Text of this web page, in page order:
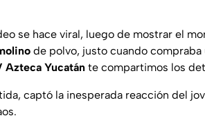
se hace viral, luego de mostrar el
de polvo, justo cuando compraba
Azteca Yucatán te compartimos los
captó la inesperada reacción del